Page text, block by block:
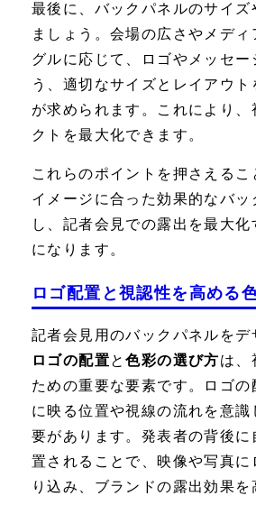
最後に、バックパネルのサイズ
ましょう。会場の広さやメディ
グルに応じて、ロゴやメッセー
う、適切なサイズとレイアウト
が求められます。これにより
クトを最大化できます。
これらのポイントを押さえるこ
イメージに合った効果的なバッ
し、記者会見での露出を最大
になります。
ロゴ配置と視認性を高める
記者会見用のバックパネルをデ
ロゴの配置と色彩の選び方は、
ための重要な要素です。ロゴの
に映る位置や視線の流れを意識
要があります。発表者の背後に
置されることで、映像や写真に
り込み、ブランドの露出効果